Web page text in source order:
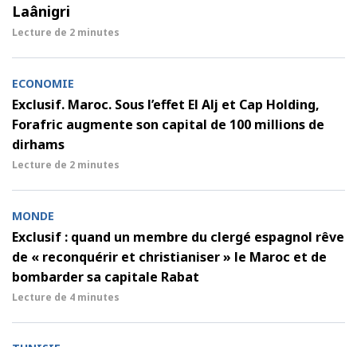
Laânigri
Lecture de 2 minutes
ECONOMIE
Exclusif. Maroc. Sous l’effet El Alj et Cap Holding,
Forafric augmente son capital de 100 millions de
dirhams
Lecture de 2 minutes
MONDE
Exclusif : quand un membre du clergé espagnol rêve
de « reconquérir et christianiser » le Maroc et de
bombarder sa capitale Rabat
Lecture de 4 minutes